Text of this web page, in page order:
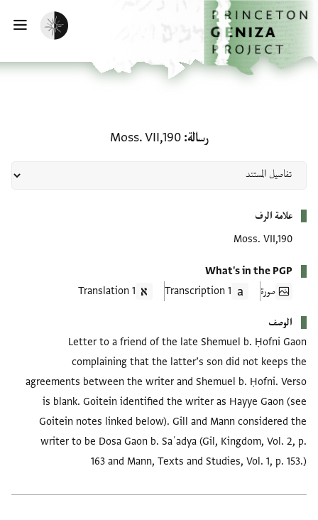
إلى المحتوى الرئيسي
الرئيسية
تفعيل الوضع المظلم
رسالة Moss. VII,190
علامة الرف
Moss. VII,190
What's in the PGP
صورة
1 Transcription
1 Translation
الوصف
Letter to a friend of the late Shemuel b. Ḥofni Gaon
complaining that the latter’s son did not keeps the
agreements between the writer and Shemuel b. Ḥofni. Verso
is blank. Goitein identified the writer as Hayye Gaon (see
Goitein notes linked below). Gill and Mann considered the
writer to be Dosa Gaon b. Saʿadya (Gil, Kingdom, Vol. 2, p.
163 and Mann, Texts and Studies, Vol. 1, p. 153.)